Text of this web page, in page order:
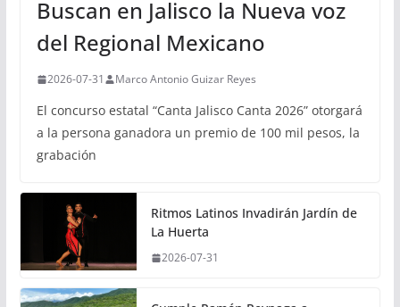
Buscan en Jalisco la Nueva voz
del Regional Mexicano
2026-07-31 Marco Antonio Guizar Reyes
El concurso estatal “Canta Jalisco Canta 2026” otorgará
a la persona ganadora un premio de 100 mil pesos, la
grabación
Ritmos Latinos Invadirán Jardín de
La Huerta
2026-07-31